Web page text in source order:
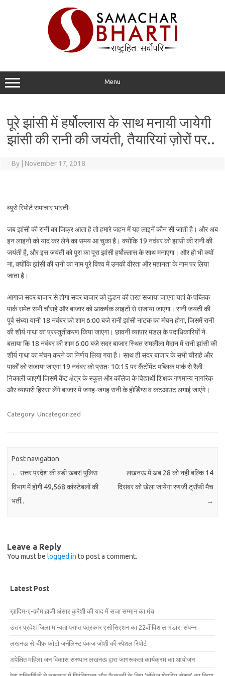
Menu
पूरे झांसी में हर्षोल्लास के साथ मनायी जायेगी
झांसी की रानी की जयंती, तैयारियां ज़ोरों पर..
By November 17, 2018
ब्यूरो रिपोर्ट समाचार भारती-
जब झांसी की रानी का जिक्र आता है तो हमारे जहन में यह लाइनें कौन सी जाती है। और अब
इन लाइनों को याद कर लेने का समय आ चुका है। क्योंकि 19 नवंबर को झांसी की रानी की
जयंती है, और इस जयंती को पूरा का पूरा झांसी हर्षोल्लास के साथ मनाएगा। और हो भी क्यों
ना, क्योंकि झांसी की रानी का नाम पूरे विश्व में उनकी वीरता और महानता के नाम पर लिया
जाता है।
आगाज सदर बाजार से होगा सदर बाजार को दुल्हन की तरह सजाया जाएगा यहां के पब्लिक
पार्क समेत सभी चौराहे और बाजार को आकर्षक लाइटों से सजाया जाएगा। रानी जयंती की
पूर्व संध्या यानी 18 नवंबर को शाम 6:00 बजे रानी झांसी नाटक का मंचन होगा, जिसमें रानी
की शौर्य गाथा का प्रस्तुतीकरण किया जाएगा। छावनी व्यापार मंडल के पदाधिकारियों ने
बताया कि 18 नवंबर की शाम 6:00 बजे सदर बाजार स्थित रामलीला मैदान में रानी झांसी की
शौर्य गाथा का मंचन करने का निर्णय लिया गया है। साथ ही सदर बाजार के सभी चौराहे और
पार्कों को सजाया जाएगा 19 नवंबर को प्रातः 10:15 पर कैंटोंमेंट पब्लिक पार्क से रैली
निकाली जाएगी जिसमें कैंट क्षेत्र के स्कूल और कॉलेज के विद्यार्थी शिक्षक गणमान्य नागरिक
और व्यापारी हिस्सा लेंगे बाजार में जगह-जगह रानी के होर्डिंग्स व कटआउट लगाई जाएंगे।
Category: Uncategorized
Post navigation
← उत्तर प्रदेश की बड़ी खबर! पुलिस
विभाग में होगी 49,568 कांस्टेबलों की
भर्ती..
लखनऊ में अब 28 को नही बल्कि 14
दिसंबर को खेला जायेगा रणजी ट्रॉफी मैच
→
Leave a Reply
You must be logged in to post a comment.
Latest Post
ख़ादिम-ए-क़ौम हाजी अंसार कुरैशी की याद में सजा सम्मान का मंच
उत्तर प्रदेश जिला मान्यता प्राप्त पत्रकार एसोसिएशन का 22वाँ विशाल भंडारा संपन्न.
लखनऊ से चीफ फोटो जर्नलिस्ट पंकज जोशी की स्पेशल रिपोर्ट
अपेक्षित महिला जन विकास संस्थान लखनऊ द्वारा जागरूकता कार्यक्रम का आयोजन